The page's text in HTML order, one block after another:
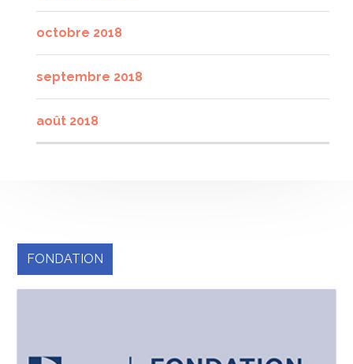
octobre 2018
septembre 2018
août 2018
FONDATION